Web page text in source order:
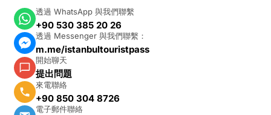
透過 WhatsApp 與我們聯繫
+90 530 385 20 26
透過 Messenger 與我們聯繫：
m.me/istanbultouristpass
開始聊天
提出問題
來電聯絡
+90 850 304 8726
電子郵件聯絡